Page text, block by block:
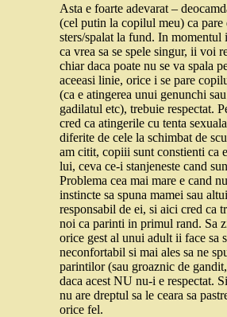
Asta e foarte adevarat –
(cel putin la copilul meu) ca pare
sters/spalat la fund. In momentul
ca vrea sa se spele singur, ii voi
chiar daca poate nu se va spala
aceeasi linie, orice i se pare
(ca e atingerea unui genunchi
gadilatul etc), trebuie respectat.
cred ca atingerile cu tenta
diferite de cele la schimbat de
am citit, copiii sunt constienti ca
lui, ceva ce-i stanjeneste cand
Problema cea mai mare e cand
instincte sa spuna mamei sau
responsabil de ei, si aici cred ca
noi ca parinti in primul rand. Sa
orice gest al unui adult ii face sa
neconfortabil si mai ales sa ne
parintilor (sau groaznic de
daca acest NU nu-i e respectat.
nu are dreptul sa le ceara sa
orice fel.